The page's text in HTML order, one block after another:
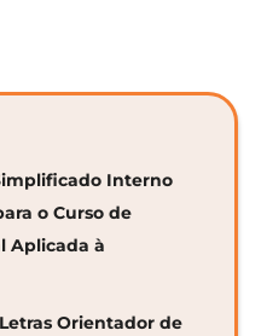
Interno
o Curso de
Aplicada à
Orientador de